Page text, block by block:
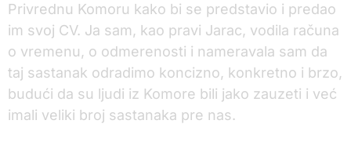
Privrednu Komoru kako bi se predstavio i predao
im svoj CV. Ja sam, kao pravi Jarac, vodila računa
o vremenu, o odmerenosti i nameravala sam da
taj sastanak odradimo koncizno, konkretno i brzo,
budući da su ljudi iz Komore bili jako zauzeti i već
imali veliki broj sastanaka pre nas.